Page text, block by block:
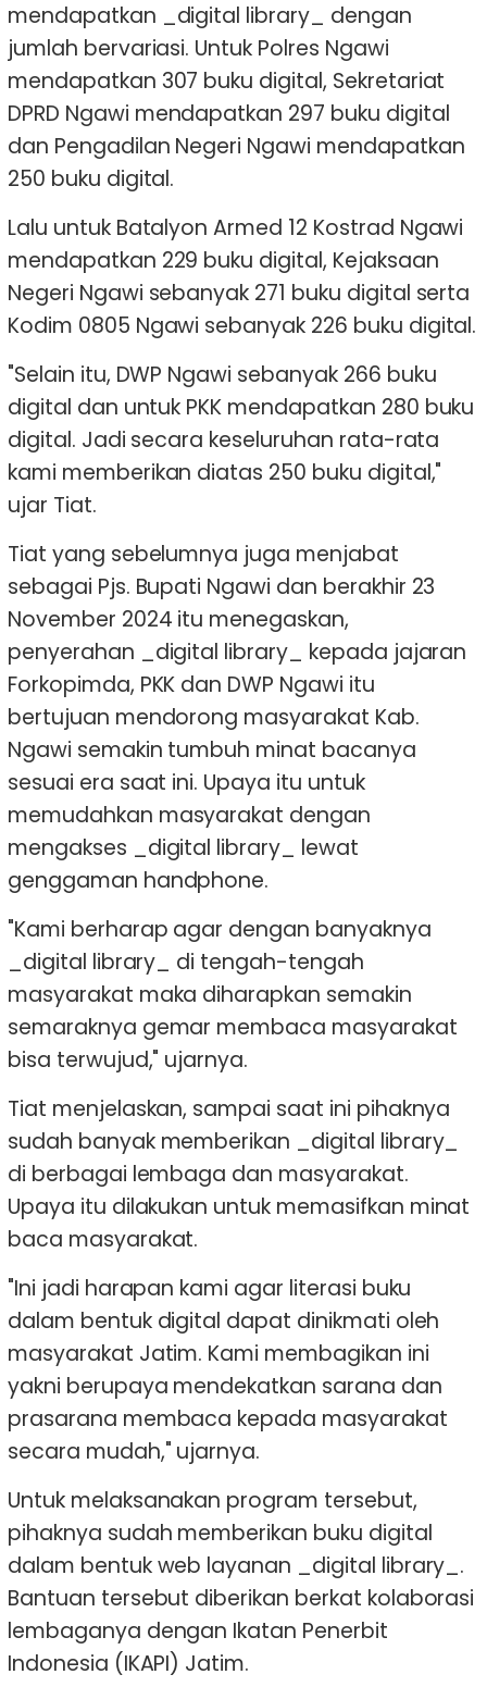
mendapatkan _digital library_ dengan
jumlah bervariasi. Untuk Polres Ngawi
mendapatkan 307 buku digital, Sekretariat
DPRD Ngawi mendapatkan 297 buku digital
dan Pengadilan Negeri Ngawi mendapatkan
250 buku digital.
Lalu untuk Batalyon Armed 12 Kostrad Ngawi
mendapatkan 229 buku digital, Kejaksaan
Negeri Ngawi sebanyak 271 buku digital serta
Kodim 0805 Ngawi sebanyak 226 buku digital.
"Selain itu, DWP Ngawi sebanyak 266 buku
digital dan untuk PKK mendapatkan 280 buku
digital. Jadi secara keseluruhan rata-rata
kami memberikan diatas 250 buku digital,"
ujar Tiat.
Tiat yang sebelumnya juga menjabat
sebagai Pjs. Bupati Ngawi dan berakhir 23
November 2024 itu menegaskan,
penyerahan _digital library_ kepada jajaran
Forkopimda, PKK dan DWP Ngawi itu
bertujuan mendorong masyarakat Kab.
Ngawi semakin tumbuh minat bacanya
sesuai era saat ini. Upaya itu untuk
memudahkan masyarakat dengan
mengakses _digital library_ lewat
genggaman handphone.
"Kami berharap agar dengan banyaknya
_digital library_ di tengah-tengah
masyarakat maka diharapkan semakin
semaraknya gemar membaca masyarakat
bisa terwujud," ujarnya.
Tiat menjelaskan, sampai saat ini pihaknya
sudah banyak memberikan _digital library_
di berbagai lembaga dan masyarakat.
Upaya itu dilakukan untuk memasifkan minat
baca masyarakat.
"Ini jadi harapan kami agar literasi buku
dalam bentuk digital dapat dinikmati oleh
masyarakat Jatim. Kami membagikan ini
yakni berupaya mendekatkan sarana dan
prasarana membaca kepada masyarakat
secara mudah," ujarnya.
Untuk melaksanakan program tersebut,
pihaknya sudah memberikan buku digital
dalam bentuk web layanan _digital library_.
Bantuan tersebut diberikan berkat kolaborasi
lembaganya dengan Ikatan Penerbit
Indonesia (IKAPI) Jatim.